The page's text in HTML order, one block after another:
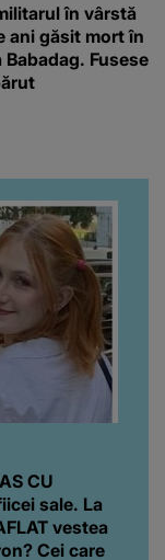
în vârstă
ani găsit mort în
Babadag. Fusese
CU
sale. La
vestea
Cei care